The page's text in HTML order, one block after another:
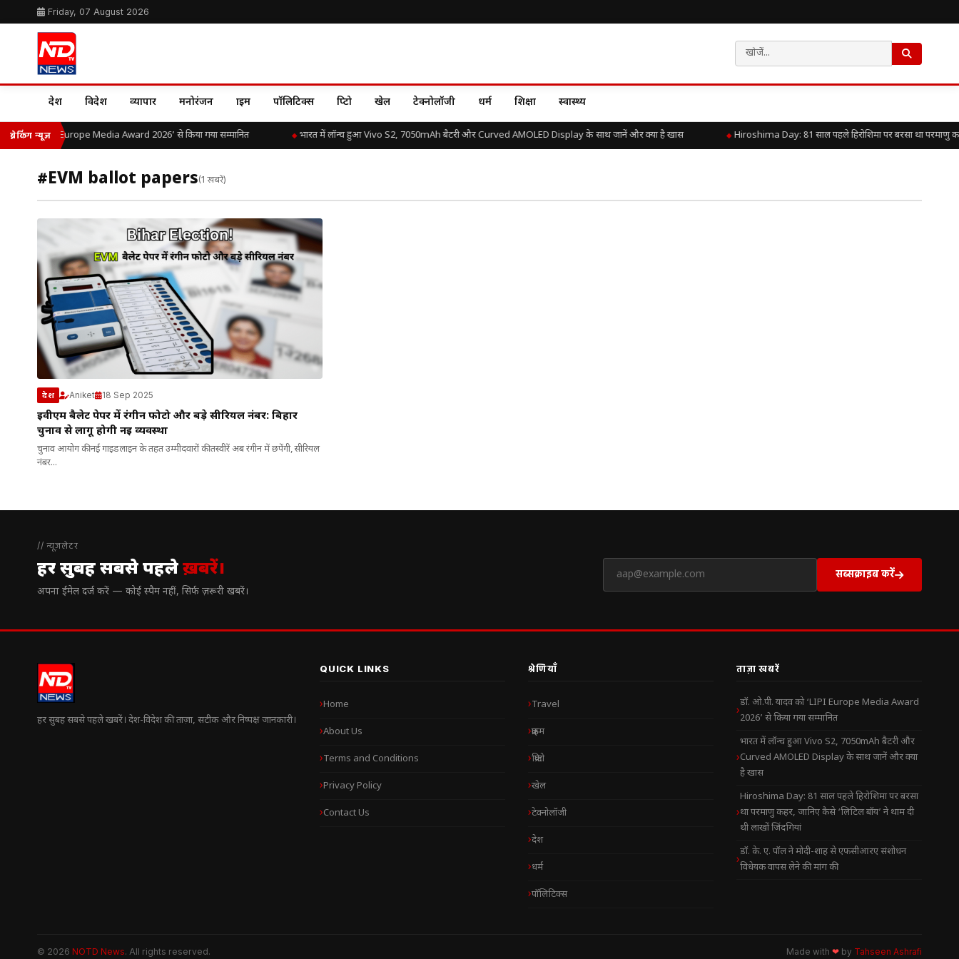
Friday, 07 August 2026
देश विदेश व्यापार मनोरंजन क्राइम पॉलिटिक्स क्रिप्टो खेल टेक्नोलॉजी धर्म शिक्षा स्वास्थ्य
ब्रेकिंग न्यूज़
को ‘LIPI Europe Media Award 2026’ से किया गया सम्मानित भारत में लॉन्च हुआ Vivo S2, 7050mAh बैटरी और Curved AMOLED Display के साथ जानें और क्या है खास Hiroshima Day: 81 साल पहले हिरोशिमा पर बरसा था परमाणु
#EVM ballot papers(1 खबरें)
देश Aniket 18 Sep 2025
ईवीएम बैलेट पेपर में रंगीन फोटो और बड़े सीरियल नंबर: बिहार
चुनाव से लागू होगी नई व्यवस्था
चुनाव आयोग की नई गाइडलाइन के तहत उम्मीदवारों की तस्वीरें अब रंगीन में छपेंगी, सीरियल
नंबर...
// न्यूज़लेटर
हर सुबह सबसे पहलेख़बरें।
अपना ईमेल दर्ज करें — कोई स्पैम नहीं, सिर्फ ज़रूरी खबरें।
सब्सक्राइब करें
हर सुबह सबसे पहले खबरें। देश-विदेश की ताज़ा, सटीक और निष्पक्ष जानकारी।
QUICK LINKS
Home
About Us
Terms and Conditions
Privacy Policy
Contact Us
श्रेणियाँ
Travel
क्राइम
क्रिप्टो
खेल
टेक्नोलॉजी
देश
धर्म
पॉलिटिक्स
ताज़ा खबरें
डॉ. ओ.पी. यादव को ‘LIPI Europe Media Award
2026’ से किया गया सम्मानित
भारत में लॉन्च हुआ Vivo S2, 7050mAh बैटरी और
Curved AMOLED Display के साथ जानें और क्या
है खास
Hiroshima Day: 81 साल पहले हिरोशिमा पर बरसा
था परमाणु कहर, जानिए कैसे ‘लिटिल बॉय’ ने थाम दी
थी लाखों जिंदगियां
डॉ. के. ए. पॉल ने मोदी-शाह से एफसीआरए संशोधन
विधेयक वापस लेने की मांग की
© 2026 NOTD News. All rights reserved. Made with ❤ by Tahseen Ashrafi